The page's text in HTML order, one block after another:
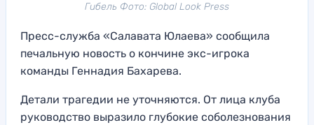
Гибель Фото: Global Look Press
Пресс-служба «Салавата Юлаева» сообщила
печальную новость о кончине экс-игрока
команды Геннадия Бахарева.
Детали трагедии не уточняются. От лица клуба
руководство выразило глубокие соболезнования